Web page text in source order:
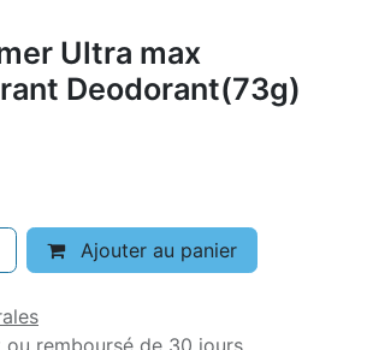
Ultra max
Deodorant(73g)
Ajouter au panier
ou remboursé de 30 jours